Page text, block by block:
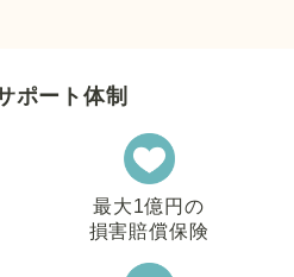
ポート体制
最大1億円の
損害賠償保険